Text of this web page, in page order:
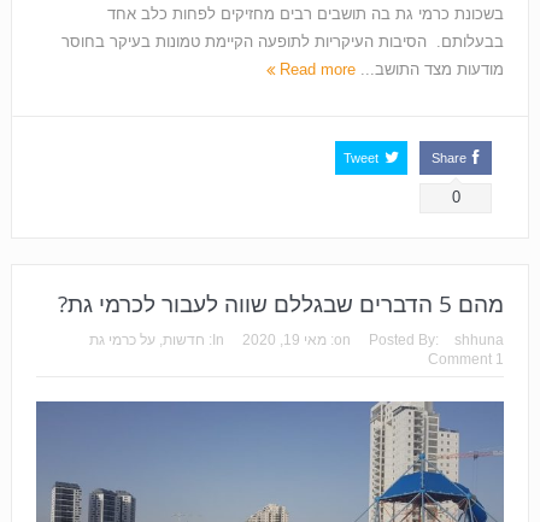
בשכונת כרמי גת בה תושבים רבים מחזיקים לפחות כלב אחד
בבעלותם. הסיבות העיקריות לתופעה הקיימת טמונות בעיקר בחוסר
מודעות מצד התושב... Read more
Share
0
Tweet
מהם 5 הדברים שבגללם שווה לעבור לכרמי גת?
Posted By: shhuna
on: מאי 19, 2020 In: חדשות, על כרמי גת
1 Comment